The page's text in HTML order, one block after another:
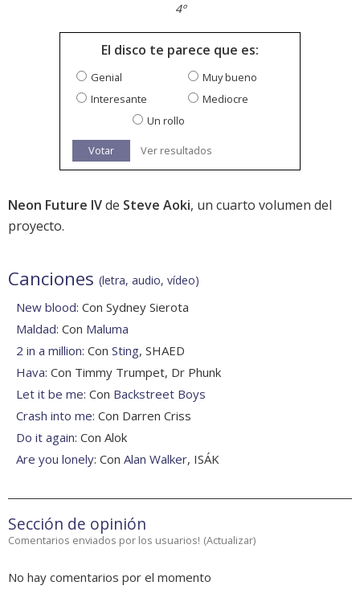
4º
El disco te parece que es:
Genial
Muy bueno
Interesante
Mediocre
Un rollo
Votar Ver resultados
Neon Future IVde Steve Aoki, un cuarto volumen del
proyecto.
Canciones (letra, audio, vídeo)
New blood: Con Sydney Sierota
Maldad: Con Maluma
2 in a million: Con Sting, SHAED
Hava: Con Timmy Trumpet, Dr Phunk
Let it be me: Con Backstreet Boys
Crash into me: Con Darren Criss
Do it again: Con Alok
Are you lonely: Con Alan Walker, ISÁK
Sección de opinión
Comentarios enviados por los usuarios! (Actualizar)
No hay comentarios por el momento